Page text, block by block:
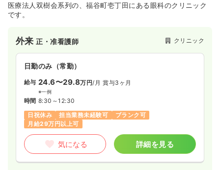
医療法人双樹会系列の、福谷町壱丁田にある眼科のクリニック
です。
外来正・准看護師 クリニック
日勤のみ（常勤）
給与 24.6〜29.8万円/月 賞与3ヶ月
※一例
時間 8:30～12:30
日祝休み
担当業務未経験可
ブランク可
月給29万円以上可
気になる 詳細を見る